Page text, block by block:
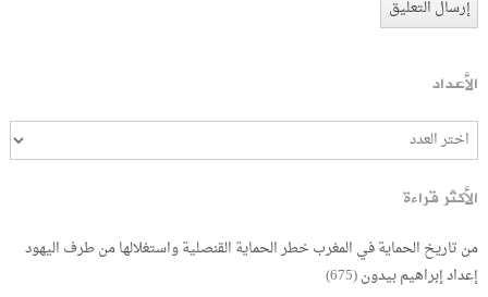
الأعداد
الأكثر قراءة
من تاريخ الحماية في المغرب خطر الحماية القنصلية واستغلالها من طرف اليهود
إعداد إبراهيم بيدون(675)